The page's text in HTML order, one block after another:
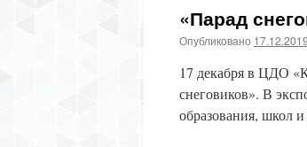
«Парад
Опубликовано 17.12.2019
17 декабря в ЦДО
снеговиков». В
образования, школ